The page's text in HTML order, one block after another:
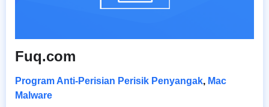
Fuq.com
Program Anti-Perisian Perisik Penyangak, Mac
Malware